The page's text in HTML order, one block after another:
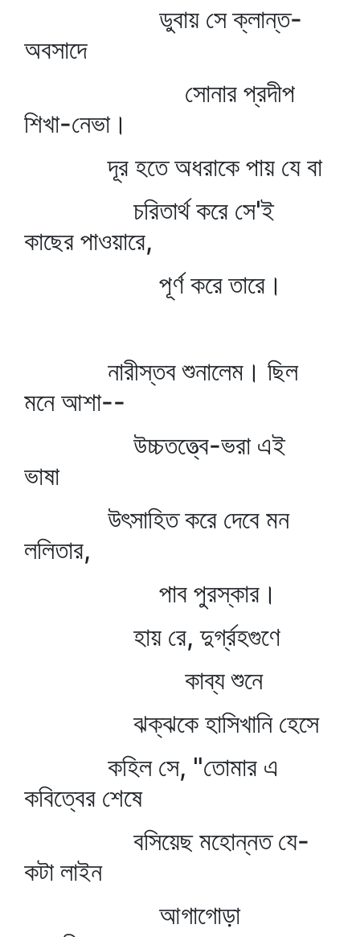
ডুবায় সে ক্লান্ত-
অবসাদে
সোনার প্রদীপ
শিখা-নেভা।
দূর হতে অধরাকে পায় যে বা
চরিতার্থ করে সে'ই
কাছের পাওয়ারে,
পূর্ণ করে তারে।
নারীস্তব শুনালেম। ছিল
মনে আশা--
উচ্চতত্ত্বে-ভরা এই
ভাষা
উৎসাহিত করে দেবে মন
ললিতার,
পাব পুরস্কার।
হায় রে, দুর্গ্রহগুণে
কাব্য শুনে
ঝক্‌ঝকে হাসিখানি হেসে
কহিল সে, "তোমার এ
কবিত্বের শেষে
বসিয়েছ মহোন্নত যে-
কটা লাইন
আগাগোড়া